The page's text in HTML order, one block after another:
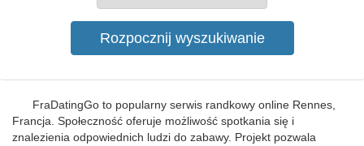
FraDatingGo to popularny serwis randkowy online Rennes,
Francja. Społeczność oferuje możliwość spotkania się i
znalezienia odpowiednich ludzi do zabawy. Projekt pozwala